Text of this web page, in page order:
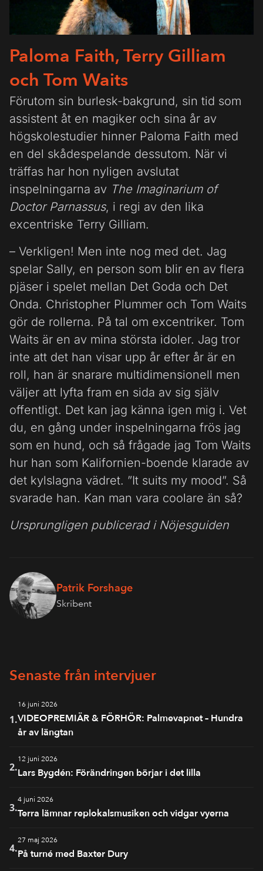
Paloma Faith, Terry Gilliam
och Tom Waits
Förutom sin burlesk-bakgrund, sin tid som
assistent åt en magiker och sina år av
högskolestudier hinner Paloma Faith med
en del skådespelande dessutom. När vi
träffas har hon nyligen avslutat
inspelningarna av The Imaginarium of
Doctor Parnassus, i regi av den lika
excentriske Terry Gilliam.
– Verkligen! Men inte nog med det. Jag
spelar Sally, en person som blir en av flera
pjäser i spelet mellan Det Goda och Det
Onda. Christopher Plummer och Tom Waits
gör de rollerna. På tal om excentriker. Tom
Waits är en av mina största idoler. Jag tror
inte att det han visar upp år efter år är en
roll, han är snarare multidimensionell men
väljer att lyfta fram en sida av sig själv
offentligt. Det kan jag känna igen mig i. Vet
du, en gång under inspelningarna frös jag
som en hund, och så frågade jag Tom Waits
hur han som Kalifornien-boende klarade av
det kylslagna vädret. ”It suits my mood”. Så
svarade han. Kan man vara coolare än så?
Ursprungligen publicerad i Nöjesguiden
Patrik Forshage
Skribent
Senaste från intervjuer
1.
16 juni 2026
VIDEOPREMIÄR & FÖRHÖR: Palmevapnet – Hundra
år av längtan
2.
12 juni 2026
Lars Bygdén: Förändringen börjar i det lilla
3.
4 juni 2026
Terra lämnar replokalsmusiken och vidgar vyerna
4.
27 maj 2026
På turné med Baxter Dury